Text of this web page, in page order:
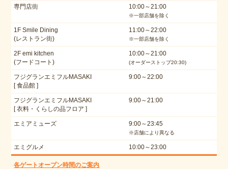
専門店街 10:00～21:00
※一部店舗を除く
1F Smile Dining
(レストラン街)
11:00～22:00
※一部店舗を除く
2F emi kitchen
(フードコート)
10:00～21:00
(オーダーストップ20:30)
フジグランエミフルMASAKI
[ 食品館 ]
9:00～22:00
フジグランエミフルMASAKI
[ 衣料・くらしの品フロア ]
9:00～21:00
エミアミューズ 9:00～23:45
※店舗により異なる
エミグルメ 10:00～23:00
各ゲートオープン時間のご案内